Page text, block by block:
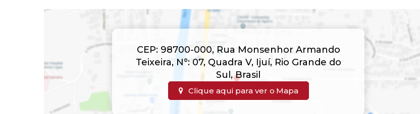
CEP: 98700-000, Rua Monsenhor Armando
Teixeira, N°:07, Quadra V, Ijuí, Rio Grande do
Sul ,Brasil
Clique aqui para ver o Mapa